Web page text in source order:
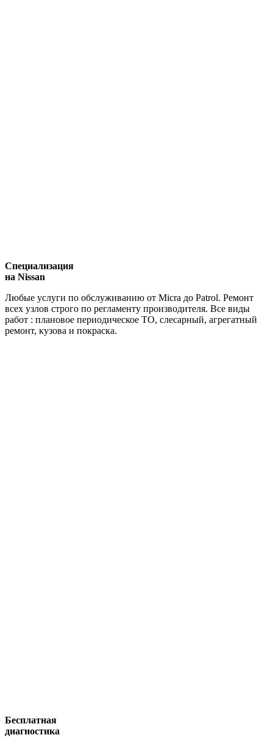
Специализация
на Nissan
Любые услуги по обслуживанию от Micra до Patrol. Ремонт
всех узлов строго по регламенту производителя. Все виды
работ : плановое периодическое ТО, слесарный, агрегатный
ремонт, кузова и покраска.
Бесплатная
диагностика